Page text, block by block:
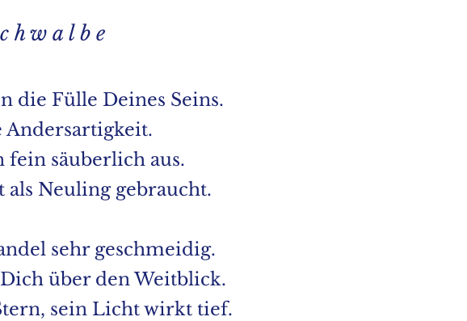
w a l b e
die Fülle Deines Seins.
fein säuberlich aus.
Neuling gebraucht.
sehr geschmeidig.
über den Weitblick.
sein Licht wirkt tief.